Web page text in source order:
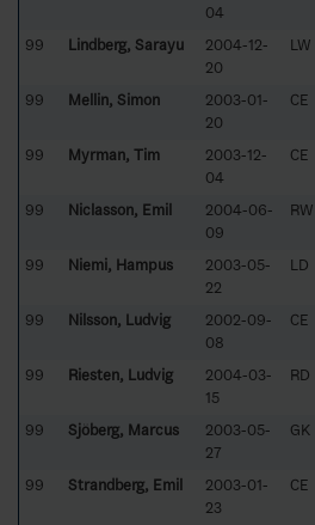
04
99 Lindberg, Sarayu
2004-12-
20
LW
99 Mellin, Simon
2003-01-
20
CE
99 Myrman, Tim
2003-12-
04
CE
99 Niclasson, Emil
2004-06-
09
RW
99 Niemi, Hampus
2003-05-
22
LD
99 Nilsson, Ludvig
2002-09-
08
CE
99 Riesten, Ludvig
2004-03-
15
RD
99 Sjöberg, Marcus
2003-05-
27
GK
99 Strandberg, Emil
2003-01-
23
CE